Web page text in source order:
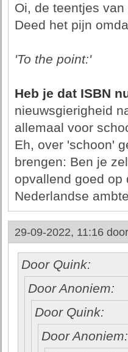
Oi, de teentjes
Deed het pijn
'To the point:'
Heb je dat ISBN
nieuwsgierigheid
allemaal voor
Eh, over 'schoon'
brengen: Ben je
opvallend goed op
Nederlandse
29-09-2022, 11:16 door
Door Quink:
Door Anoniem:
Door Quink:
Door Anoniem: